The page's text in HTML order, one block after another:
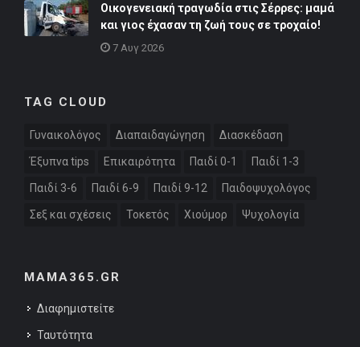
Οικογενειακή τραγωδία στις Σέρρες: μαμά
και γιος έχασαν τη ζωή τους σε τροχαίο!
7 Αυγ 2026
TAG CLOUD
Γυναικολόγος Διαπαιδαγώγηση Διασκέδαση
Έξυπνα tips Επικαιρότητα Παιδί 0-1 Παιδί 1-3
Παιδί 3-6 Παιδί 6-9 Παιδί 9-12 Παιδοψυχολόγος
Σεξ και σχέσεις Τοκετός Χιούμορ Ψυχολογία
MAMA365.GR
Διαφημιστείτε
Ταυτότητα